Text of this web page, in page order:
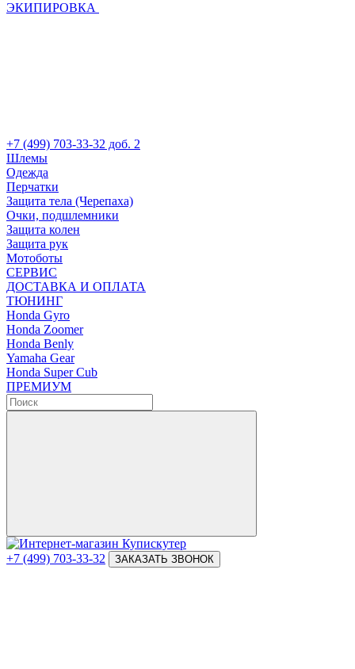
ЭКИПИРОВКА
+7 (499) 703-33-32 доб. 2
Шлемы
Одежда
Перчатки
Защита тела (Черепаха)
Очки, подшлемники
Защита колен
Защита рук
Мотоботы
СЕРВИС
ДОСТАВКА И ОПЛАТА
ТЮНИНГ
Honda Gyro
Honda Zoomer
Honda Benly
Yamaha Gear
Honda Super Cub
ПРЕМИУМ
+7 (499) 703-33-32 ЗАКАЗАТЬ ЗВОНОК